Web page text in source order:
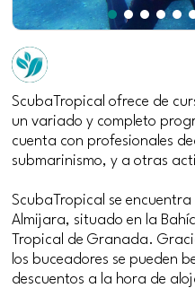
ScubaTropical ofrece de
un variado y completo
cuenta con profesionales
submarinismo, y a otras
ScubaTropical se
Almijara, situado en la
Tropical de Granada.
los buceadores se pueden
descuentos a la hora de